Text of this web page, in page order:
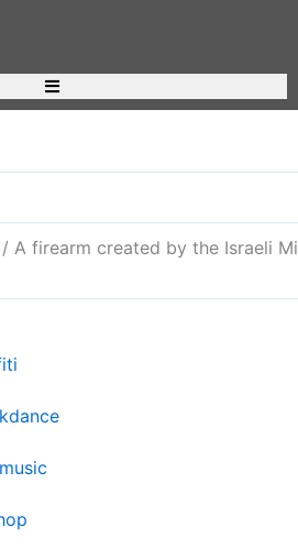
A firearm created by the Israeli